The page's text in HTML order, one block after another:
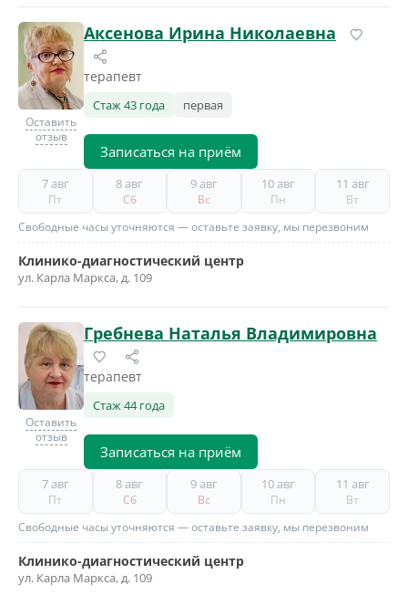
Оставить
отзыв
Аксенова Ирина Николаевна
терапевт
Стаж 43 года первая
Записаться на приём
7 авг
Пт
8 авг
Сб
9 авг
Вс
10 авг
Пн
11 авг
Вт
Свободные часы уточняются — оставьте заявку, мы перезвоним
Клинико-диагностический центр
ул. Карла Маркса, д. 109
Оставить
отзыв
Гребнева Наталья Владимировна
терапевт
Стаж 44 года
Записаться на приём
7 авг
Пт
8 авг
Сб
9 авг
Вс
10 авг
Пн
11 авг
Вт
Свободные часы уточняются — оставьте заявку, мы перезвоним
Клинико-диагностический центр
ул. Карла Маркса, д. 109